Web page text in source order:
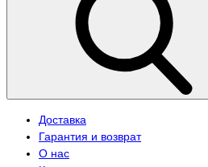
Доставка
Гарантия и возврат
О нас